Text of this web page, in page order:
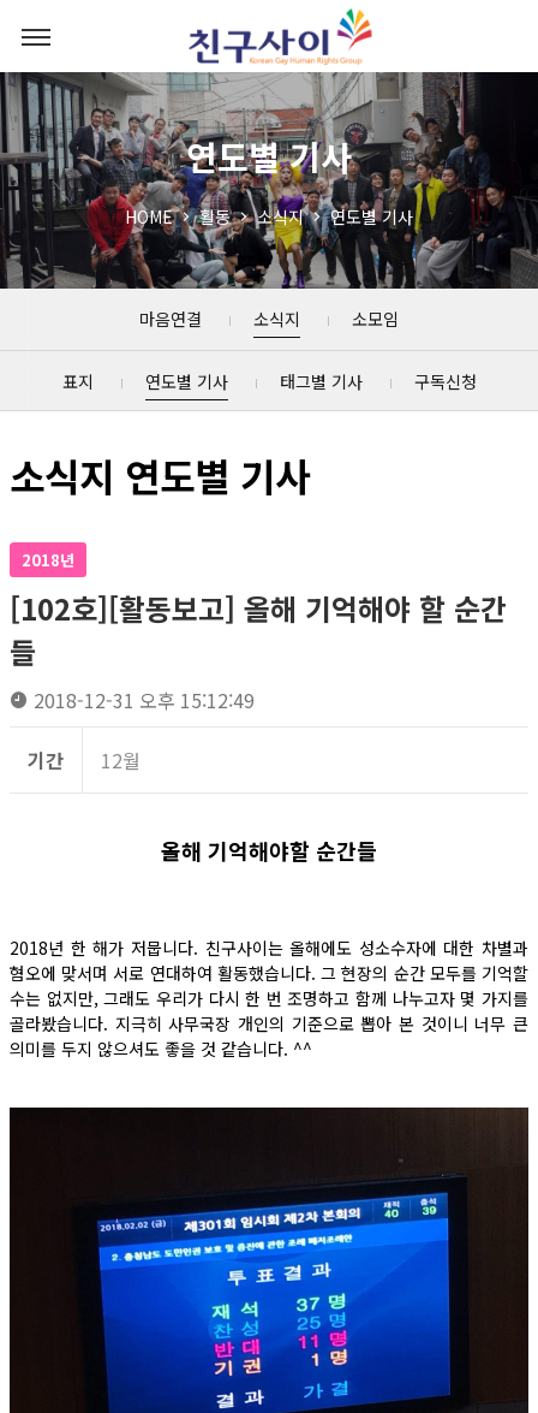
연도별 기사
HOME 활동 소식지 연도별 기사
마음연결 소식지 소모임
표지 연도별 기사 태그별 기사 구독신청
소식지 연도별 기사
2018년
[102호][활동보고] 올해 기억해야 할 순간
들
2018-12-31 오후 15:12:49
기간 12월
올해 기억해야할 순간들
2018년 한 해가 저뭅니다. 친구사이는 올해에도 성소수자에 대한 차별과
혐오에 맞서며 서로 연대하여 활동했습니다. 그 현장의 순간 모두를 기억할
수는 없지만, 그래도 우리가 다시 한 번 조명하고 함께 나누고자 몇 가지를
골라봤습니다. 지극히 사무국장 개인의 기준으로 뽑아 본 것이니 너무 큰
의미를 두지 않으셔도 좋을 것 같습니다. ^^